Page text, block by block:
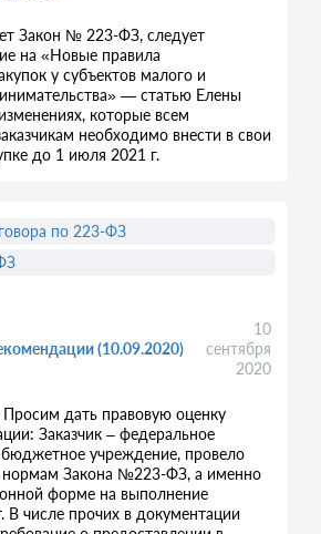
Закон № 223-ФЗ, следует
на «Новые правила
у субъектов малого и
— статью Елены
которые всем
необходимо внести в свои
до 1 июля 2021 г.
(10.09.2020)
10
сентября
2020
дать правовую оценку
Заказчик – федеральное
бюджетное учреждение, провело
нормам Закона №223-ФЗ, а именно
форме на выполнение
В числе прочих в документации
по 223-ФЗ